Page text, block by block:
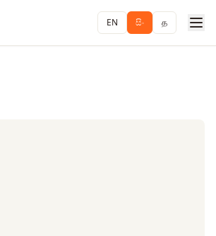
EN සිං த